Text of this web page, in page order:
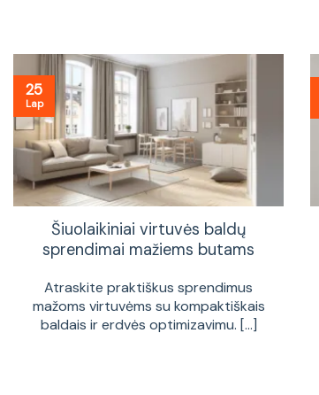
Šiuolaikiniai virtuvės baldų
sprendimai mažiems butams
Atraskite praktiškus sprendimus
mažoms virtuvėms su kompaktiškais
baldais ir erdvės optimizavimu. [...]
25
Lap